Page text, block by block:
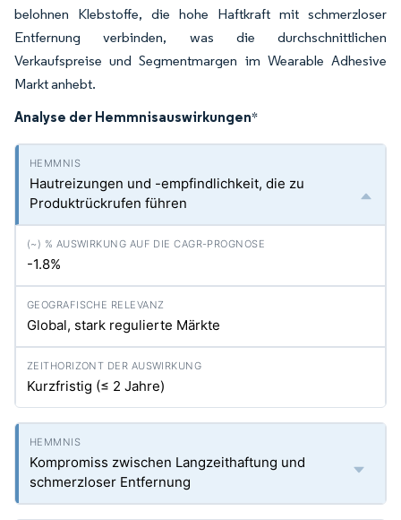
belohnen Klebstoffe, die hohe Haftkraft mit schmerzloser
Entfernung verbinden, was die durchschnittlichen
Verkaufspreise und Segmentmargen im Wearable Adhesive
Markt anhebt.
Analyse der Hemmnisauswirkungen*
Hautreizungen und -empfindlichkeit, die zu
Produktrückrufen führen
-1.8%
Global, stark regulierte Märkte
Kurzfristig (≤ 2 Jahre)
Kompromiss zwischen Langzeithaftung und
schmerzloser Entfernung